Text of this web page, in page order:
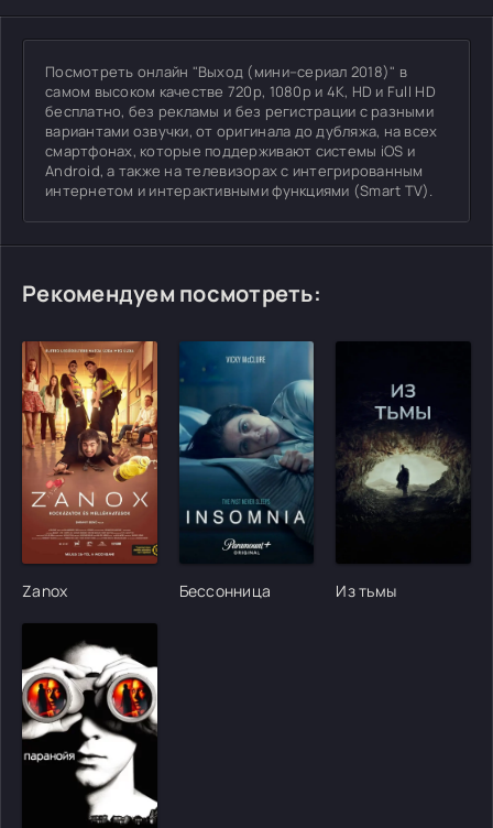
Посмотреть онлайн "Выход (мини–сериал 2018)" в
самом высоком качестве 720p, 1080p и 4K, HD и Full HD
бесплатно, без рекламы и без регистрации с разными
вариантами озвучки, от оригинала до дубляжа, на всех
смартфонах, которые поддерживают системы iOS и
Android, а также на телевизорах с интегрированным
интернетом и интерактивными функциями (Smart TV).
Рекомендуем посмотреть:
[/xfgiven_cvh_poster_urlcvh_poster_url]
Zanox
[/xfgiven_cvh_poster_urlcvh_poster_url]
Бессонница Из тьмы